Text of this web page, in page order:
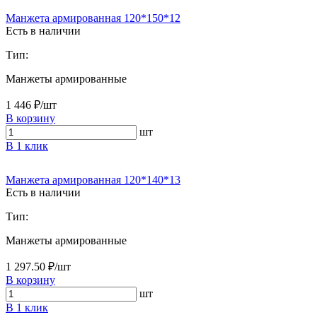
Манжета армированная 120*150*12
Есть в наличии
Тип:
Манжеты армированные
1 446 ₽/шт
В корзину
шт
В 1 клик
Манжета армированная 120*140*13
Есть в наличии
Тип:
Манжеты армированные
1 297.50 ₽/шт
В корзину
шт
В 1 клик